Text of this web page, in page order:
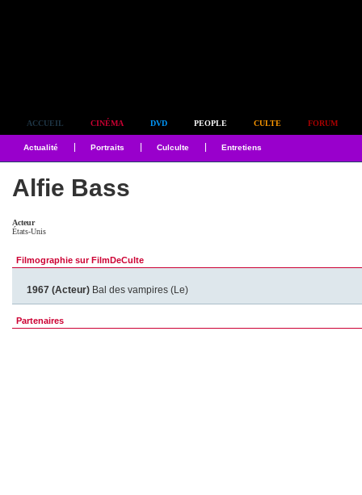
ACCUEIL CINÉMA DVD PEOPLE CULTE FORUM
Actualité Portraits Culculte Entretiens
Alfie Bass
Acteur
États-Unis
Filmographie sur FilmDeCulte
1967 (Acteur) Bal des vampires (Le)
Partenaires